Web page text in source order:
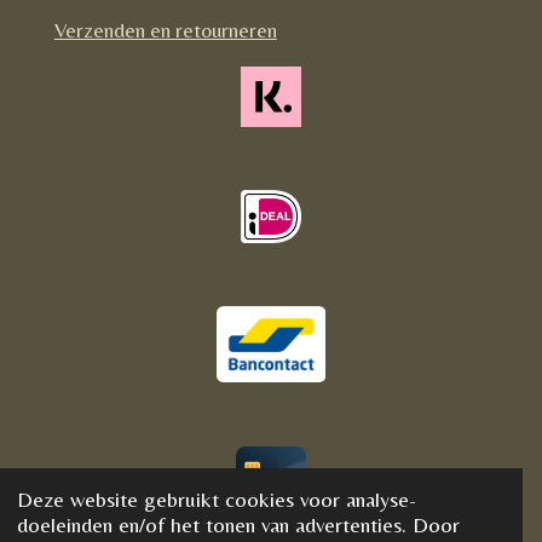
Deze website gebruikt cookies voor analyse-
doeleinden en/of het tonen van advertenties. Door
Verzenden en retourneren
© 2020 - 2021 BijFannyWellness&Crystals